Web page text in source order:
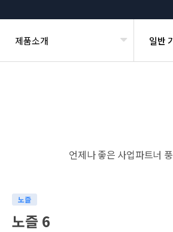
제품소개 일반
언제나 좋은 사업파트너
노즐
노즐 6